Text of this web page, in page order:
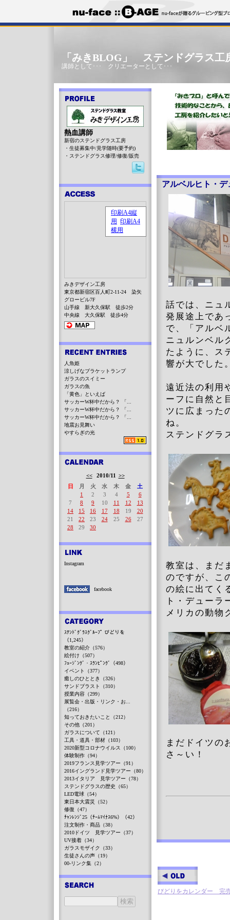
「みきBLOG」 ステンドグラス工
講師として･･･ クリエーターとして･･･
アルベルヒト・
話では、ニュ
発展途上であ
で、「アルベ
ニュルンベル
たように、ス
響が大でした
遠近法の利用
ーフに自然と
ツに広まった
ね。
ステンドグラ
教室は、まだ
のですが、こ
の絵に出てく
ト・デュー
メリカの動物
まだドイツの
さ～い！
びどりをカレンダー 完
熱血講師
新宿のステンドグラス工房
・生徒募集中/見学随時(要予約)
・ステンドグラス修理/修復/販売
みきデザイン工房
東京都新宿区百人町2-11-24 染矢
グロービル7F
山手線 新大久保駅 徒歩2分
中央線 大久保駅 徒歩4分
人魚姫
涼しげなブラケットランプ
ガラスのスイミー
ガラスの魚
「黄色」といえば
サッカーW杯中だから？ 「...
サッカーW杯中だから？ 「...
サッカーW杯中だから？ 「...
地震お見舞い
やすらぎの光
<< 2010/11 >>
日
月 火 水 木 金
土
1
2 3 4 5
6
7
8 9 10 11 12
13
14
15 16 17 18 19
20
21
22 23 24 25 26
27
28
29 30
Instagram
facebook
ｽﾃﾝﾄﾞｸﾞﾗｽｸﾞﾙｰﾌﾟ びどりを
（1,245）
教室の紹介（576）
絵付け（507）
ﾌｭｰｼﾞﾝｸﾞ・ｽﾗﾝﾋﾟﾝｸﾞ（498）
イベント（377）
癒しのひととき（326）
サンドブラスト（310）
授業内容（299）
展覧会・出版・リンク・お...
（216）
知っておきたいこと（212）
その他（201）
ガラスについて（121）
工具・道具・部材（103）
2020新型コロナウイルス（100）
体験制作（94）
2019フランス見学ツアー（91）
2016イングランド見学ツアー（80）
2013イタリア 見学ツアー（78）
ステンドグラスの歴史（65）
LED電球（54）
東日本大震災（52）
修復（47）
ﾁｬﾝﾚﾝｼﾞ25（ﾁｰﾑﾏｲﾅｽ6%）（42）
注文制作・商品（38）
2010ドイツ 見学ツアー（37）
UV接着（34）
ガラスモザイク（33）
生徒さんの声（19）
00-リンク集（2）